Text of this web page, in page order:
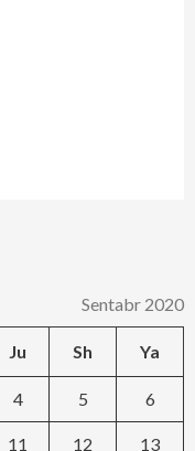
Sentabr 2020
Ju Sh Ya
4 5 6
11 12 13